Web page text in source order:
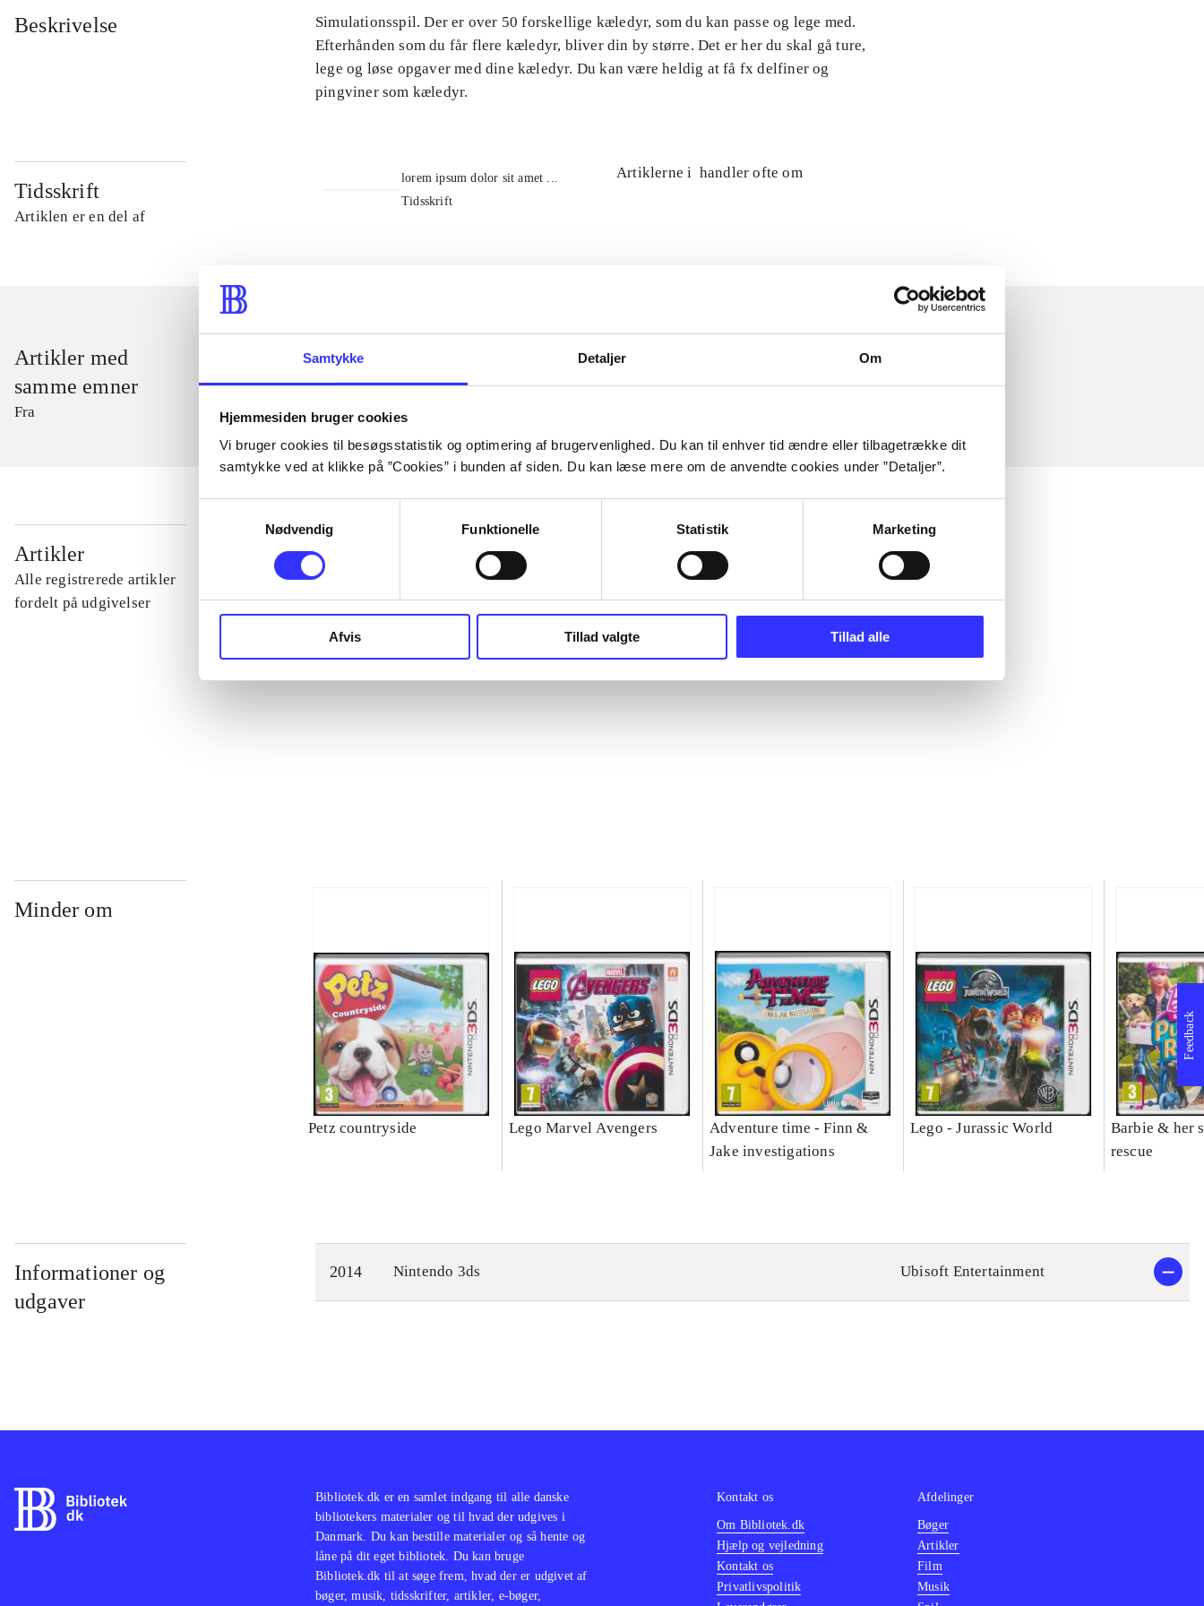
Samtykke Detaljer Om
Hjemmesiden bruger cookies
Vi bruger cookies til besøgsstatistik og optimering af brugervenlighed. Du kan til enhver tid ændre eller tilbagetrække dit
samtykke ved at klikke på ”Cookies” i bunden af siden. Du kan læse mere om de anvendte cookies under ”Detaljer”.
Nødvendig
Funktionelle Statistik Marketing
Afvis Tillad valgte Tillad alle
Beskrivelse
Simulationsspil. Der er over 50 forskellige kæledyr, som du kan passe og lege med.
Efterhånden som du får flere kæledyr, bliver din by større. Det er her du skal gå ture,
lege og løse opgaver med dine kæledyr. Du kan være heldig at få fx delfiner og
pingviner som kæledyr.
Tidsskrift
Artiklen er en del af
lorem ipsum dolor sit amet ...
Tidsskrift
Artiklerne i handler ofte om
Artikler med
samme emner
Fra
Artikler
Alle registrerede artikler
fordelt på udgivelser
...
...
...
Minder om
Petz countryside Lego Marvel Avengers
Adventure time - Finn &
Jake investigations
Lego - Jurassic World
Barbie & her
rescue
Informationer og
udgaver
2014 Nintendo 3ds Ubisoft Entertainment
Feedback
Bibliotek.dk er en samlet indgang til alle danske
bibliotekers materialer og til hvad der udgives i
Danmark. Du kan bestille materialer og så hente og
låne på dit eget bibliotek. Du kan bruge
Bibliotek.dk til at søge frem, hvad der er udgivet af
bøger, musik, tidsskrifter, artikler, e-bøger,
Kontakt os
Om Bibliotek.dk
Hjælp og vejledning
Kontakt os
Privatlivspolitik
Afdelinger
Bøger
Artikler
Film
Musik